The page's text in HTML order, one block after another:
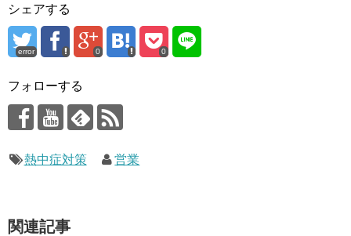
シェアする
error 0 0
フォローする
熱中症対策 営業
関連記事